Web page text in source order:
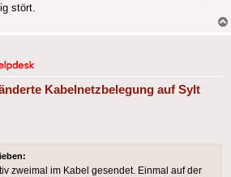
stört.
Kabelnetzbelegung auf Sylt
zweimal im Kabel gesendet. Einmal auf der